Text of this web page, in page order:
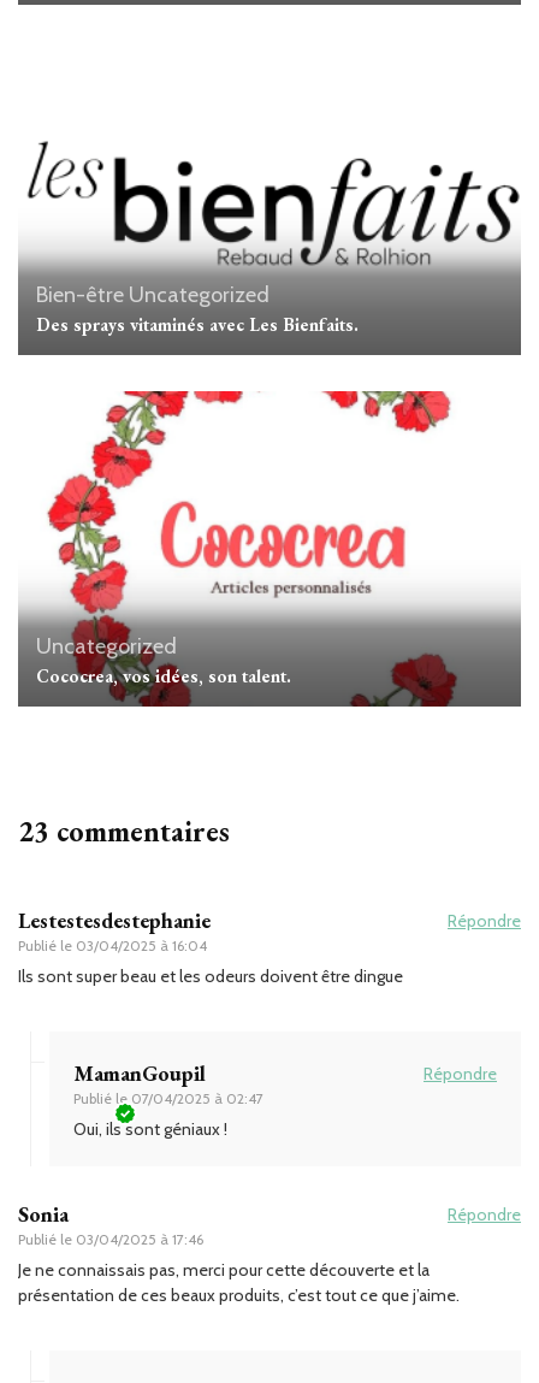
Bien-être Uncategorized
Des sprays vitaminés avec Les Bienfaits.
Uncategorized
Cococrea, vos idées, son talent.
23 commentaires
Lestestesdestephanie
Publié le 03/04/2025 à 16:04
Répondre
Ils sont super beau et les odeurs doivent être dingue
MamanGoupil
Publié le 07/04/2025 à 02:47
Répondre
Oui, ils sont géniaux !
Sonia
Publié le 03/04/2025 à 17:46
Répondre
Je ne connaissais pas, merci pour cette découverte et la
présentation de ces beaux produits, c’est tout ce que j’aime.